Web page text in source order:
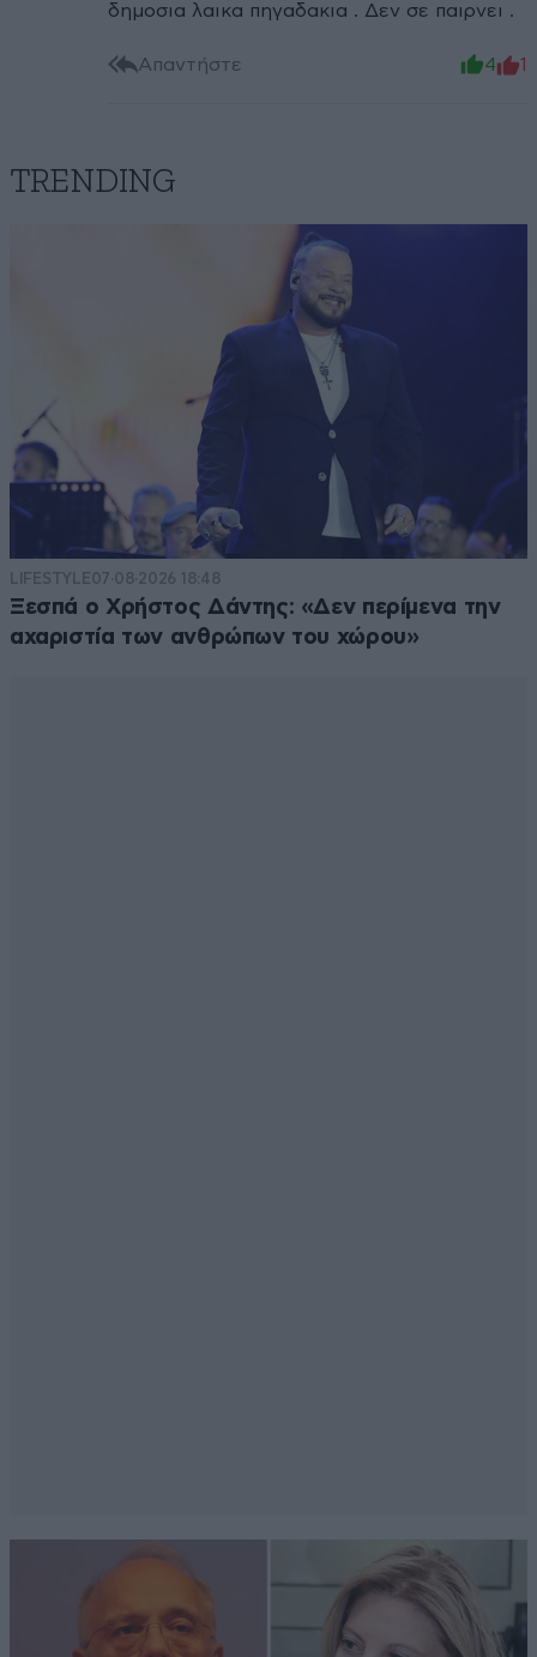
δημοσια λαικα πηγαδακια . Δεν σε παιρνει .
Απαντήστε 4 1
TRENDING
LIFESTYLE07·08·2026 18:48
Ξεσπά ο Χρήστος Δάντης: «Δεν περίμενα την
αχαριστία των ανθρώπων του χώρου»